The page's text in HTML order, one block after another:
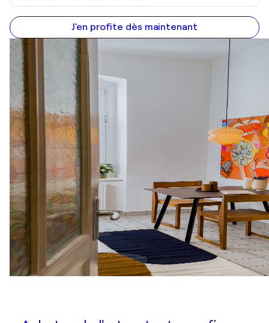
J'en profite dès maintenant